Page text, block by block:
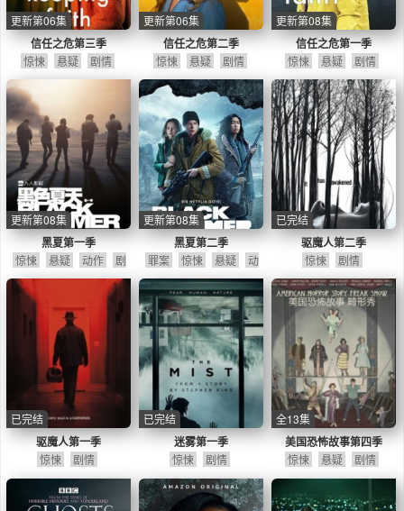
信任之危第三季
更新第06集
惊悚 悬疑 剧情
信任之危第二季
更新第06集
惊悚 悬疑 剧情
信任之危第一季
更新第08集
惊悚 悬疑 剧情
黑夏第一季
更新第08集
惊悚 悬疑 动作
剧
情
黑夏第二季
更新第08集
罪案 惊悚 悬疑
动
作
驱魔人第二季
已完结
惊悚 剧情
驱魔人第一季
已完结
惊悚 剧情
迷雾第一季
已完结
惊悚 剧情
美国恐怖故事第四季
全13集
惊悚 悬疑 剧情